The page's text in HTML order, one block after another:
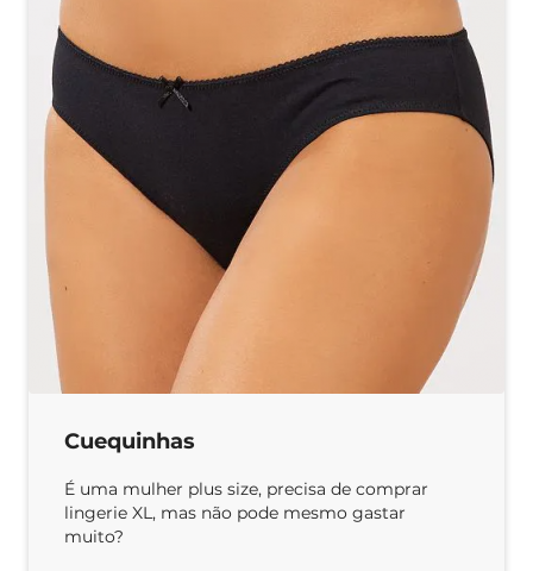
Cuequinhas
É uma mulher plus size, precisa de comprar
lingerie XL, mas não pode mesmo gastar
muito?